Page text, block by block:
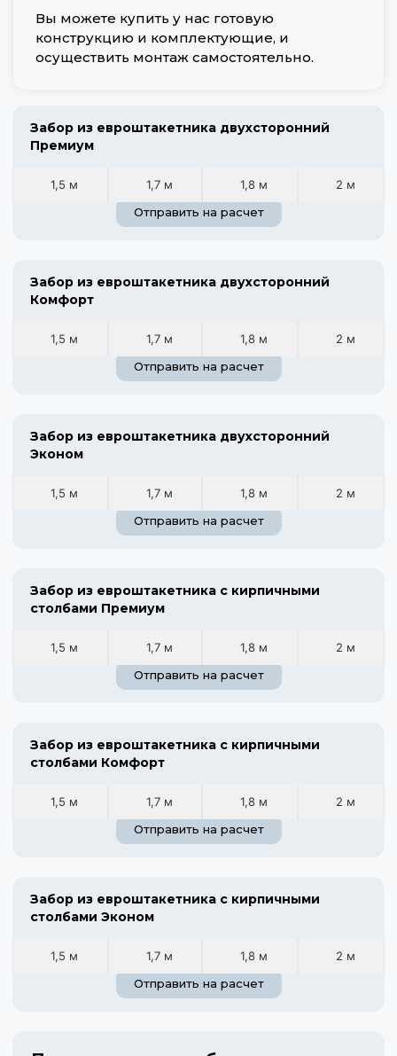
Вы можете купить у нас готовую
конструкцию и комплектующие, и
осуществить монтаж самостоятельно.
Забор из евроштакетника двухсторонний
Премиум
1,5 м 1,7 м 1,8 м
2 м
Отправить на расчет
Забор из евроштакетника двухсторонний
Комфорт
1,5 м 1,7 м 1,8 м
2 м
Отправить на расчет
Забор из евроштакетника двухсторонний
Эконом
1,5 м 1,7 м 1,8 м
2 м
Отправить на расчет
Забор из евроштакетника с кирпичными
столбами Премиум
1,5 м 1,7 м 1,8 м
2 м
Отправить на расчет
Забор из евроштакетника с кирпичными
столбами Комфорт
1,5 м 1,7 м 1,8 м
2 м
Отправить на расчет
Забор из евроштакетника с кирпичными
столбами Эконом
1,5 м 1,7 м 1,8 м
2 м
Отправить на расчет